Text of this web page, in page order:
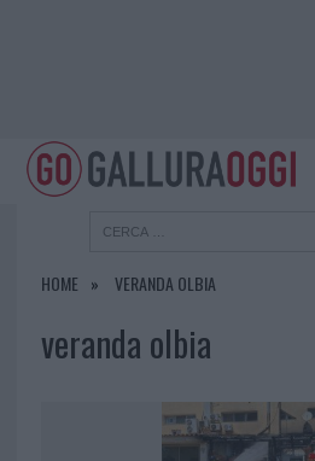
HOME VERANDA OLBIA
veranda olbia